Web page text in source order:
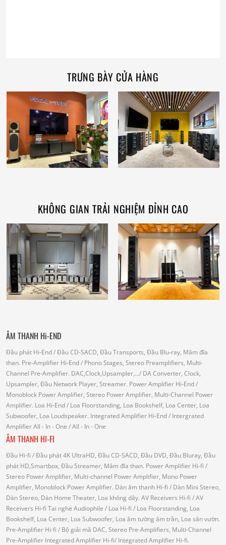
TRƯNG BÀY CỬA HÀNG
KHÔNG GIAN TRẢI NGHIỆM ĐỈNH CAO
ÂM THANH Hi-END
Đầu phát Hi-End/ Đầu CD-SACD, Đầu Transports, Đầu Blu-ray, Mâm đĩa
than. Pre-Amplifier Hi-End/ Phono Stages, Stereo Preamplifiers, Multi-
Channel Pre-Amplifier. DAC,Clock,Upsampler,.../ DA Converter, Clock,
Upsampler, Đầu Network Player, Streamer. Power Amplifier Hi-End/
Monoblock Power Amplifier, Stereo Power Amplifier, Multi-Channel Power
Amplifier. Loa Hi-End/ Loa Floorstanding, Loa Bookshelf, Loa Center, Loa
Subwoofer, Loa Loudspeaker. Integrated Amplifier Hi-End/ Intergrated
AmplifierAll - In - One / All - In - One
ÂM THANH HI-FI
Đầu Hi-fi / Đầu phát 4K UltraHD, Đầu CD-SACD, Đầu DVD, Đầu Bluray, Đầu
phát HD,Smartbox, Đầu Streamer, Mâm đĩa than. Power Amplifier Hi-fi /
Stereo Power Amplifier, Multi-channel Power Amplifier, Mono Power
Amplifier, Monoblock Power Amplifier. Dàn âm thanh Hi-fi / Dàn Mini Stereo,
Dàn Stereo, Dàn Home Theater, Loa không dây. AV Receivers Hi-fi / AV
Receivers Hi-fi Tai nghe Audiophile / Loa Hi-fi / Loa Floorstanding, Loa
Bookshelf, Loa Center, Loa Subwoofer, Loa âm tường âm trần, Loa sân vườn.
Pre-Amplifier Hi-fi / Bộ giải mã DAC, Stereo Pre-Amplifiers, Multi-Channel
Pre-Amplifier Integrated Amplifier Hi-fi/ Integrated Amplifier Hi-fi.